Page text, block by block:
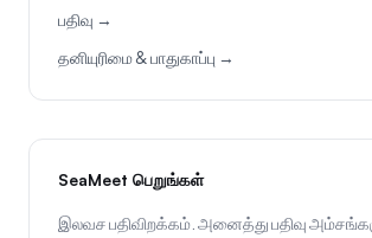
பதிவு →
தனியுரிமை & பாதுகாப்பு →
SeaMeet பெறுங்கள்
இலவச பதிவிறக்கம். அனைத்து பதிவு